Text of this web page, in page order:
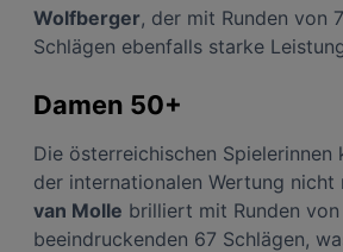
Wolfberger, der mit Runden von
Schlägen ebenfalls starke
Damen 50+
Die österreichischen Spielerinnen
der internationalen Wertung nicht
van Molle brilliert mit Runden
beeindruckenden 67 Schlägen,